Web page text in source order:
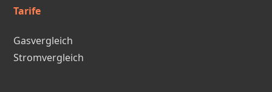
Tarife
Gasvergleich
Stromvergleich